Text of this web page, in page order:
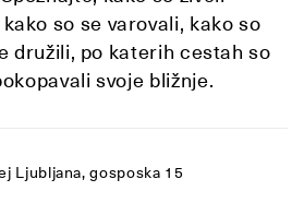
so se varovali, kako so
družili, po katerih cestah so
svoje bližnje.
Ljubljana, gosposka 15